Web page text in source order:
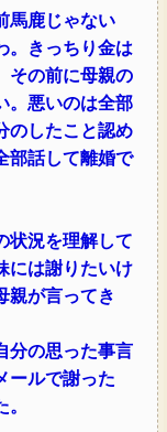
馬鹿じゃない
。きっちり金は
その前に母親の
。悪いのは全部
のしたこと認め
部話して離婚で
状況を理解して
には謝りたいけ
親が言ってき
分の思った事言
ールで謝った